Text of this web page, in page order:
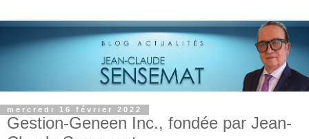
mercredi 16 février 2022
Gestion-Geneen Inc., fondée par Jean-